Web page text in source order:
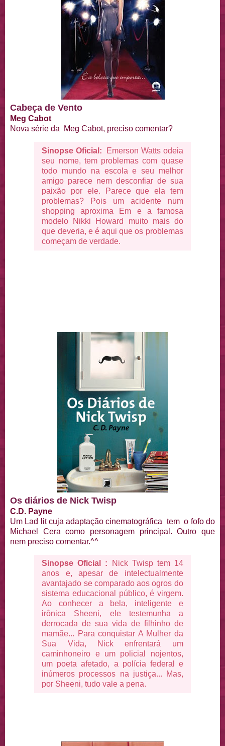
Cabeça de Vento
Meg Cabot
Nova série da Meg Cabot, preciso comentar?
Sinopse Oficial:
Emerson Watts odeia
seu nome, tem problemas com quase
todo mundo na escola e seu melhor
amigo parece nem desconfiar de sua
paixão por ele. Parece que ela tem
problemas? Pois um acidente num
shopping aproxima Em e a famosa
modelo Nikki Howard muito mais do
que deveria, e é aqui que os problemas
começam de verdade.
Os diários de Nick Twisp
C.D. Payne
Um Lad lit cuja adaptação cinematográfica tem o fofo do
Michael Cera como personagem principal. Outro que
nem preciso comentar.^^
Sinopse Oficial :
Nick Twisp tem 14
anos e, apesar de intelectualmente
avantajado se comparado aos ogros do
sistema educacional público, é virgem.
Ao conhecer a bela, inteligente e
irônica Sheeni, ele testemunha a
derrocada de sua vida de filhinho de
mamãe... Para conquistar A Mulher da
Sua Vida, Nick enfrentará um
caminhoneiro e um policial nojentos,
um poeta afetado, a polícia federal e
inúmeros processos na justiça... Mas,
por Sheeni, tudo vale a pena.